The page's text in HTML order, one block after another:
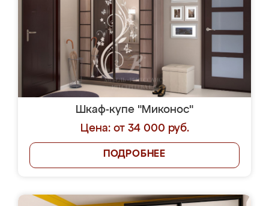
Шкаф-купе "Миконос"
Цена: от 34 000 руб.
ПОДРОБНЕЕ